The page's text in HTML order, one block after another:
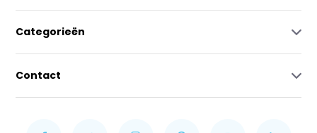
Categorieën
Contact